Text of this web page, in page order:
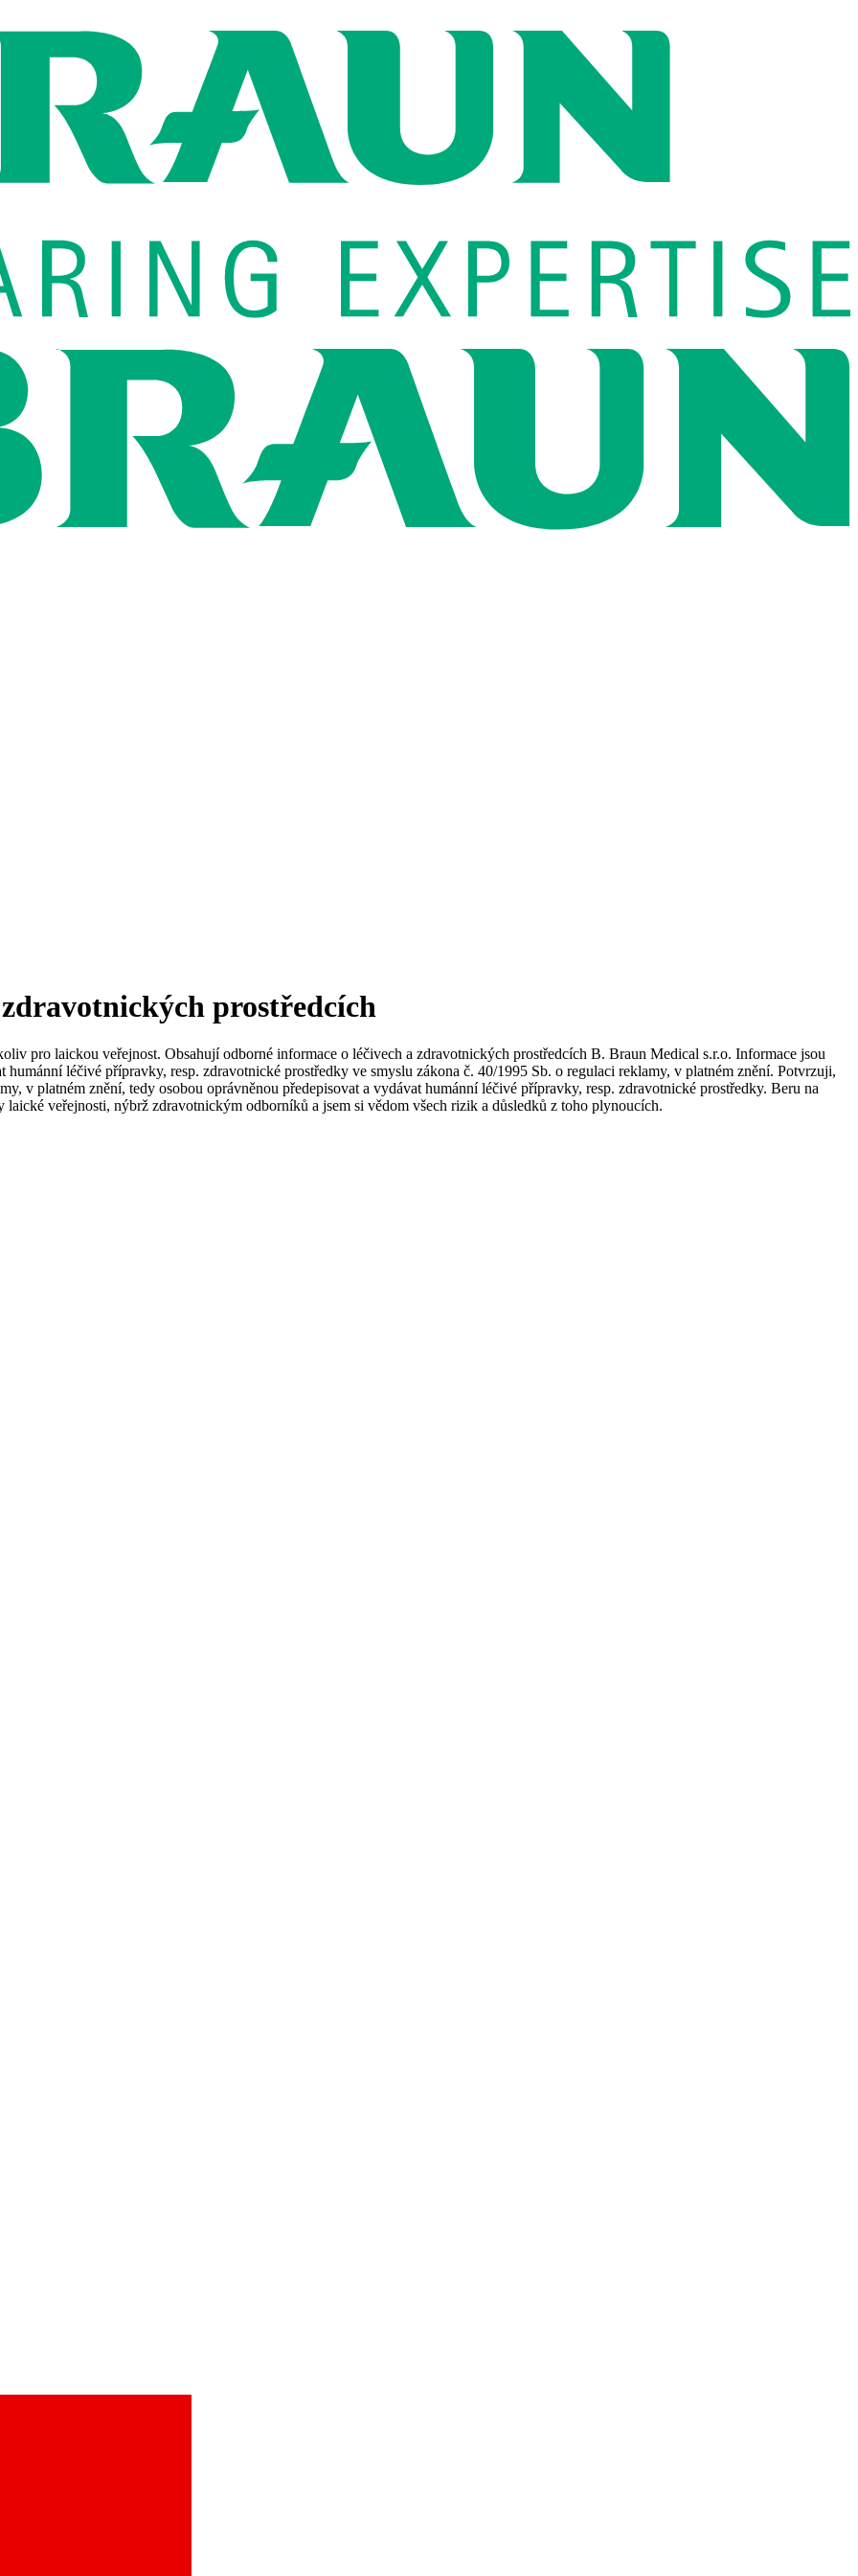
našim kompletním produktovým portfoliem.
střediscích v České republice. Více informací se dozvíte na stránkách jednotlivých středisek.
pro zajímavé pozice.​
prostředcích
pro laickou veřejnost. Obsahují odborné informace o léčivech a zdravotnických prostředcích B. Braun Medical s.r.o. Informace jsou
léčivé přípravky, resp. zdravotnické prostředky ve smyslu zákona č. 40/1995 Sb. o regulaci reklamy, v platném znění. Potvrzuji,
v platném znění, tedy osobou oprávněnou předepisovat a vydávat humánní léčivé přípravky, resp. zdravotnické prostředky. Beru na
laické veřejnosti, nýbrž zdravotnickým odborníků a jsem si vědom všech rizik a důsledků z toho plynoucích.